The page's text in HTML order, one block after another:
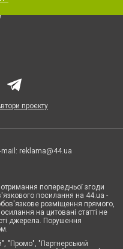
проєкту
mail: reklama@44.ua
попередньої згоди
посилання на 44.ua -
розміщення прямого,
на цитовані статті не
джерела. Порушення
"Промо", "Партнерський